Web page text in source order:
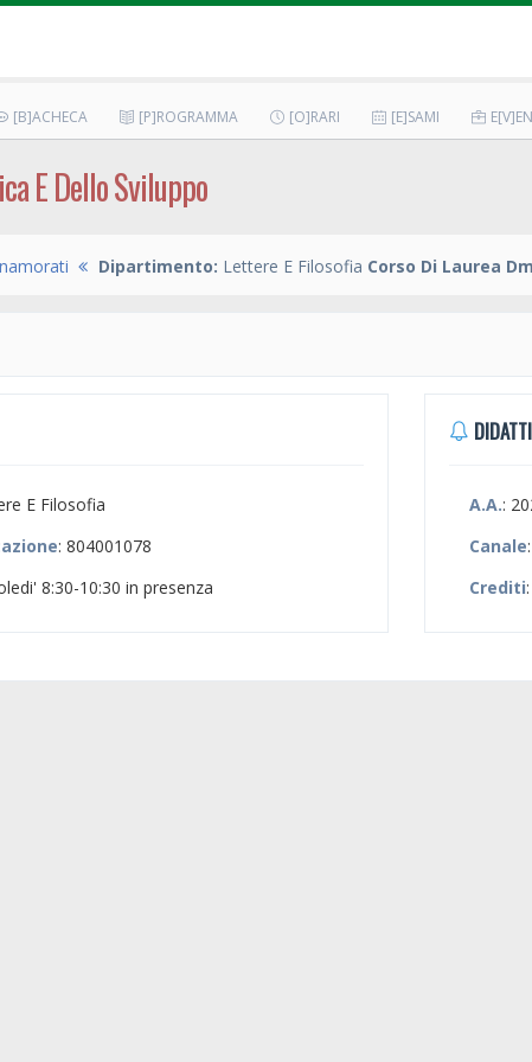
[B]ACHECA [P]ROGRAMMA [O]RARI [E]SAMI
E Dello Sviluppo
Dipartimento: Lettere E Filosofia Corso Di Laurea
E Filosofia
: 804001078
8:30-10:30 in presenza
A.A.:
Canale
Crediti